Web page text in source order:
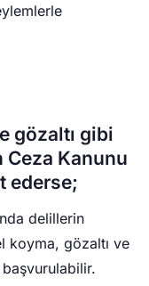
gözaltı gibi
Ceza Kanunu
ederse;
delillerin
koyma, gözaltı ve